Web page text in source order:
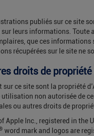
publiés sur ce site
sur leurs informations.
que ces
récupérées sur le site ne
droits de
ce site sont la propriété
non autorisée de
ou autres droits de
Apple Inc., registered in the
word mark and logos are